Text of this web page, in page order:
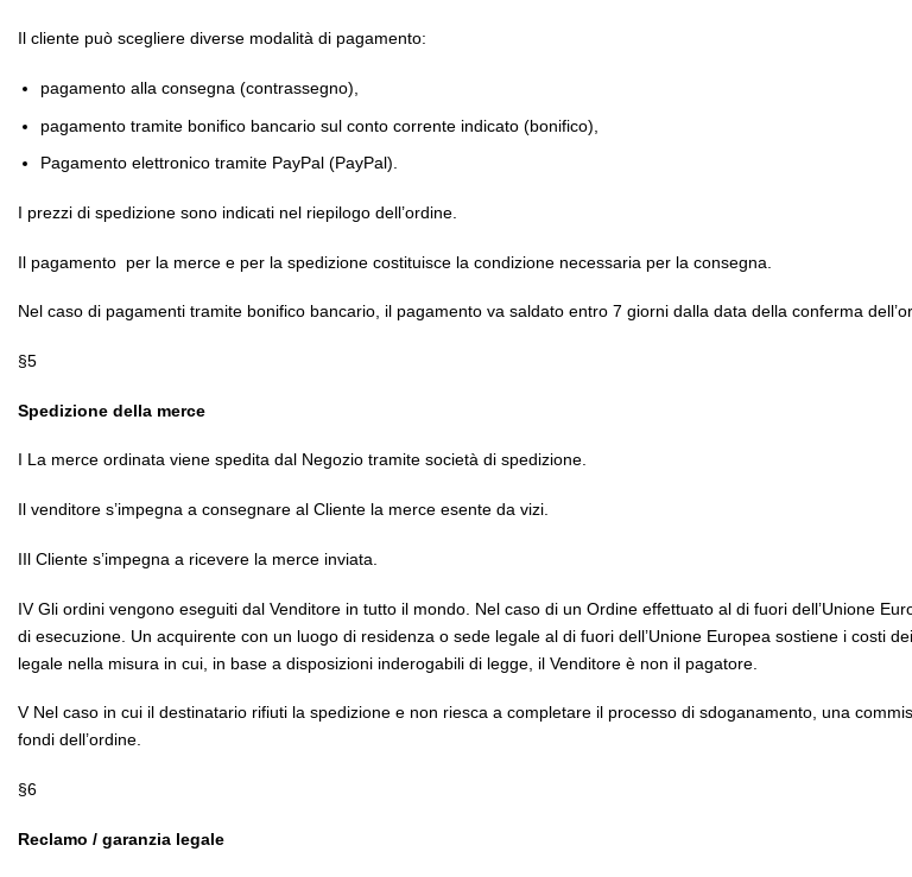
Il cliente può scegliere diverse modalità di pagamento:
pagamento alla consegna (contrassegno),
pagamento tramite bonifico bancario sul conto corrente indicato (bonifico),
Pagamento elettronico tramite PayPal (PayPal).
I prezzi di spedizione sono indicati nel riepilogo dell’ordine.
Il pagamento per la merce e per la spedizione costituisce la condizione necessaria per la consegna.
Nel caso di pagamenti tramite bonifico bancario, il pagamento va saldato entro 7 giorni dalla data della conferma
§5
Spedizione della merce
I La merce ordinata viene spedita dal Negozio tramite società di spedizione.
Il venditore s’impegna a consegnare al Cliente la merce esente da vizi.
IIl Cliente s’impegna a ricevere la merce inviata.
IV Gli ordini vengono eseguiti dal Venditore in tutto il mondo. Nel caso di un Ordine effettuato al di fuori dell’Unione
di esecuzione. Un acquirente con un luogo di residenza o sede legale al di fuori dell’Unione Europea sostiene i costi
legale nella misura in cui, in base a disposizioni inderogabili di legge, il Venditore è non il pagatore.
V Nel caso in cui il destinatario rifiuti la spedizione e non riesca a completare il processo di sdoganamento, una
fondi dell’ordine.
§6
Reclamo / garanzia legale